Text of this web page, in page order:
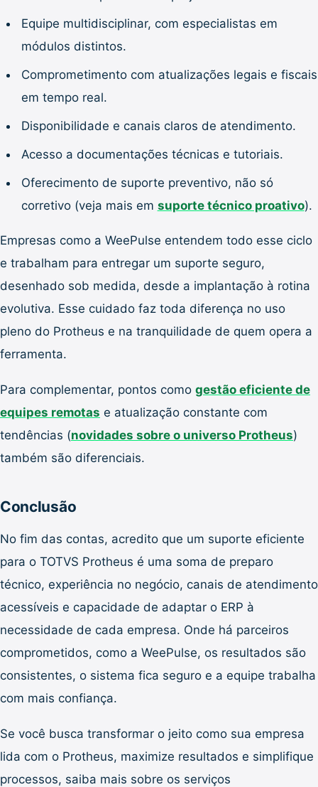
Equipe multidisciplinar, com especialistas em
módulos distintos.
Comprometimento com atualizações legais e fiscais
em tempo real.
Disponibilidade e canais claros de atendimento.
Acesso a documentações técnicas e tutoriais.
Oferecimento de suporte preventivo, não só
corretivo (veja mais em suporte técnico proativo).
Empresas como a WeePulse entendem todo esse ciclo
e trabalham para entregar um suporte seguro,
desenhado sob medida, desde a implantação à rotina
evolutiva. Esse cuidado faz toda diferença no uso
pleno do Protheus e na tranquilidade de quem opera a
ferramenta.
Para complementar, pontos como gestão eficiente de
equipes remotas e atualização constante com
tendências (novidades sobre o universo Protheus)
também são diferenciais.
Conclusão
No fim das contas, acredito que um suporte eficiente
para o TOTVS Protheus é uma soma de preparo
técnico, experiência no negócio, canais de atendimento
acessíveis e capacidade de adaptar o ERP à
necessidade de cada empresa. Onde há parceiros
comprometidos, como a WeePulse, os resultados são
consistentes, o sistema fica seguro e a equipe trabalha
com mais confiança.
Se você busca transformar o jeito como sua empresa
lida com o Protheus, maximize resultados e simplifique
processos, saiba mais sobre os serviços